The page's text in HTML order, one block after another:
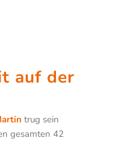
auf der
trug sein
gesamten 42